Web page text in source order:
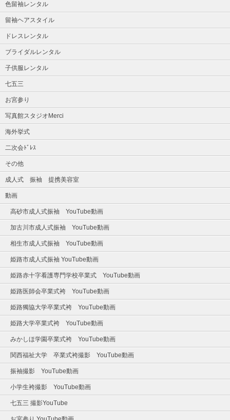
色留袖レンタル
留袖ヘアスタイル
ドレスレンタル
ブライダルレンタル
子供服レンタル
七五三
お宮参り
写真館スタジオMerci
海外挙式
二次会ﾄﾞﾚｽ
その他
成人式 振袖 提携美容室
動画
高砂市成人式振袖 YouTube動画
加古川市成人式振袖 YouTube動画
相生市成人式振袖 YouTube動画
姫路市成人式振袖 YouTube動画
姫路赤十字看護専門学校卒業式 YouTube動画
姫路医師会卒業式袴 YouTube動画
姫路獨協大学卒業式袴 YouTube動画
姫路大学卒業式袴 YouTube動画
みかしほ学園卒業式袴 YouTube動画
関西福祉大学 卒業式袴撮影 YouTube動画
振袖撮影 YouTube動画
小学生袴撮影 YouTube動画
七五三 撮影YouTube